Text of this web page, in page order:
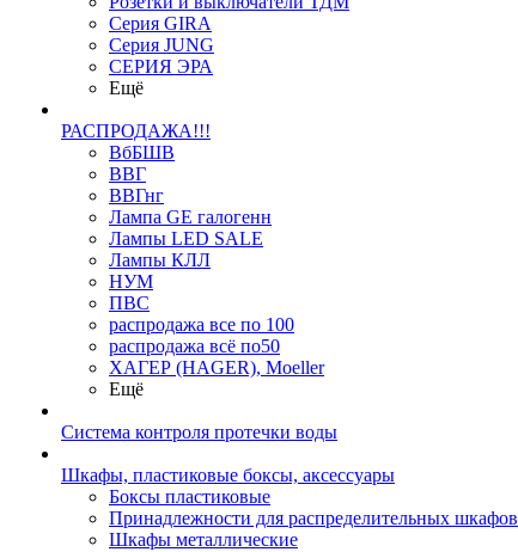
Серия GIRA
Серия JUNG
СЕРИЯ ЭРА
Ещё
РАСПРОДАЖА!!!
ВбБШВ
ВВГ
ВВГнг
Лампа GE галогенн
Лампы LED SALE
Лампы КЛЛ
НУМ
ПВС
распродажа все по 100
распродажа всё по50
ХАГЕР (HAGER), Moeller
Ещё
Система контроля протечки воды
Шкафы, пластиковые боксы, аксессуары
Боксы пластиковые
Принадлежности для распределительных шкафов
Шкафы металлические